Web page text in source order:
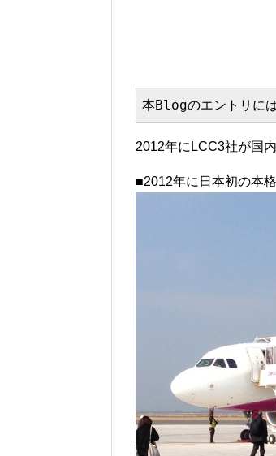
本Blogのエントリに
2012年にLCC3社が国
■2012年に日本初の本